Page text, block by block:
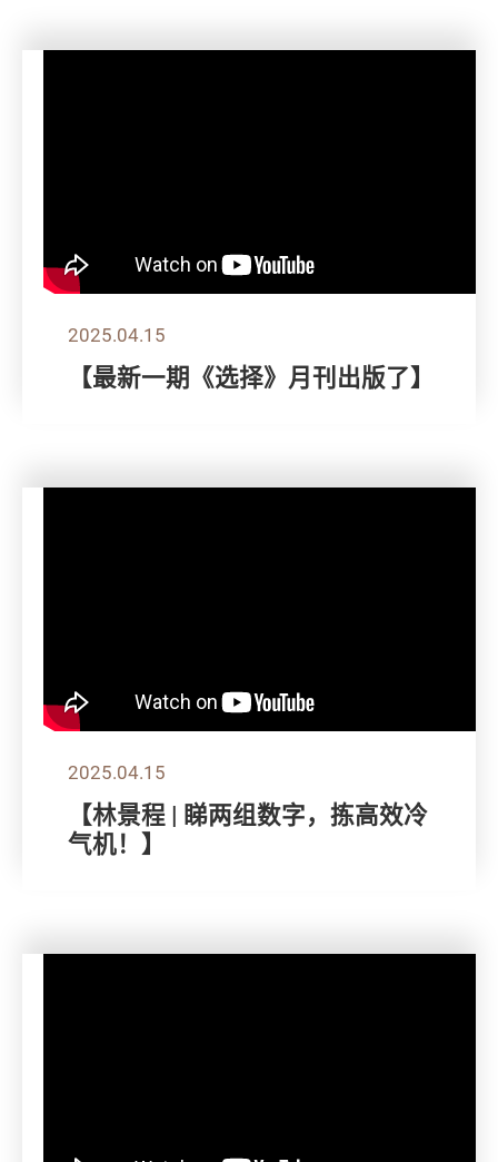
2025.04.15
【最新一期《选择》月刊出版了】
2025.04.15
【林景程 | 睇两组数字，拣高效冷
气机！】